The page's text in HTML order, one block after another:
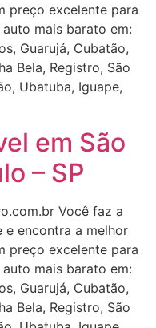
preço excelente para
mais barato em:
Guarujá, Cubatão,
Bela, Registro, São
Ubatuba, Iguape,
em São
– SP
Você faz a
e encontra a melhor
preço excelente para
mais barato em:
Guarujá, Cubatão,
Bela, Registro, São